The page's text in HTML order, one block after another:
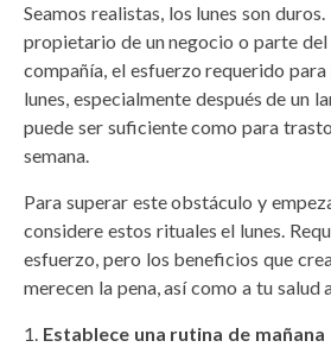
Seamos realistas, los lunes son
propietario de un negocio o parte del
compañía, el esfuerzo requerido
lunes, especialmente después de un
puede ser suficiente como para
semana.
Para superar este obstáculo y
considere estos rituales el lunes.
esfuerzo, pero los beneficios que
merecen la pena, así como a tu salud
Establece una rutina de mañana